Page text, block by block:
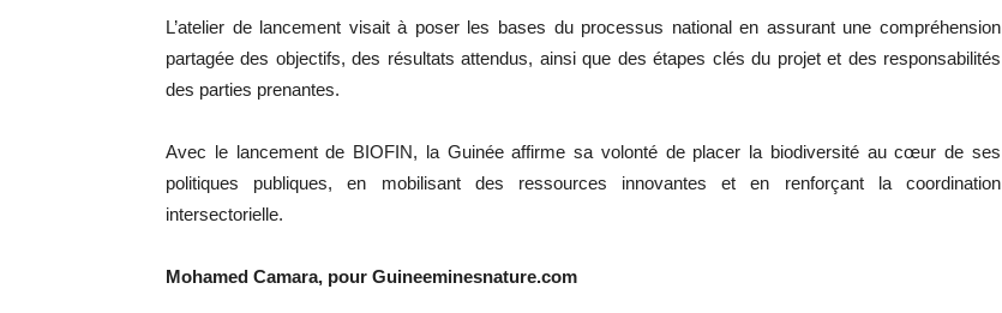
L’atelier de lancement visait à poser les bases du processus national en assurant une compréhension
partagée des objectifs, des résultats attendus, ainsi que des étapes clés du projet et des responsabilités
des parties prenantes.
Avec le lancement de BIOFIN, la Guinée affirme sa volonté de placer la biodiversité au cœur de ses
politiques publiques, en mobilisant des ressources innovantes et en renforçant la coordination
intersectorielle.
Mohamed Camara, pour Guineeminesnature.com